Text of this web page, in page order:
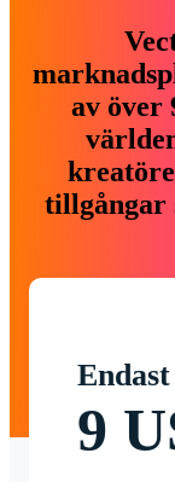
av över
tillgångar
9